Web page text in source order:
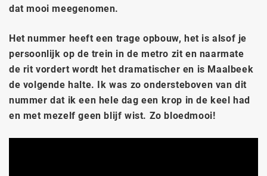
dat mooi meegenomen.
Het nummer heeft een trage opbouw, het is alsof je
persoonlijk op de trein in de metro zit en naarmate
de rit vordert wordt het dramatischer en is Maalbeek
de volgende halte. Ik was zo ondersteboven van dit
nummer dat ik een hele dag een krop in de keel had
en met mezelf geen blijf wist. Zo bloedmooi!